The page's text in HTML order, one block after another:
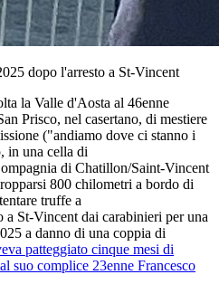
dopo l'arresto a St-Vincent
la Valle d'Aosta al 46enne
Prisco, nel casertano, di mestiere
("andiamo dove ci stanno i
in una cella di
di Chatillon/Saint-Vincent
800 chilometri a bordo di
truffe a
a St-Vincent dai carabinieri per una
a danno di una coppia di
patteggiato cinque mesi di
suo complice 23enne Francesco